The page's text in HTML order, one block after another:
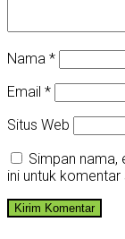
Nama *
Email *
Situs Web
Simpan nama,
ini untuk komentar